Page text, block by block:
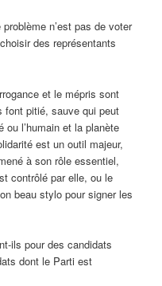
n’est pas de voter
des représentants
et le mépris sont
font pitié, sauve qui peut
l’humain et la planète
est un outil majeur,
à son rôle essentiel,
contrôlé par elle, ou le
beau stylo pour signer les
ils pour des candidats
dont le Parti est